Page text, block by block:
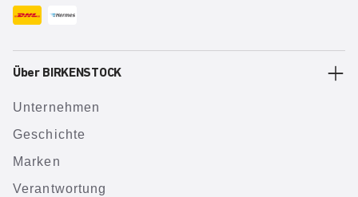
Über BIRKENSTOCK
Unternehmen
Geschichte
Marken
Verantwortung